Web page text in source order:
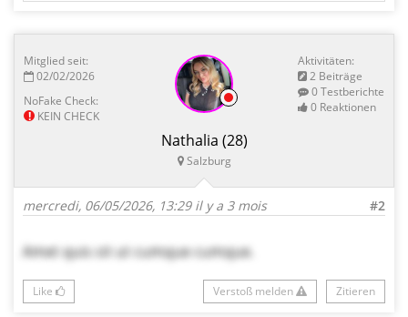
ANTWORTEN
Nathalia (28)
Salzburg
Mitglied seit:
02/02/2026
NoFake Check:
! KEIN CHECK
Aktivitäten:
2 Beiträge
0 Testberichte
0 Reaktionen
mercredi, 06/05/2026, 13:29 il y a 3 mois #2
Amet quis sit ut cumque cumque.
Like Verstoß melden Zitieren